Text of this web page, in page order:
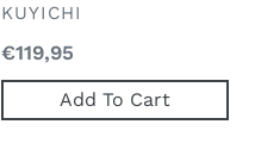
VERKOPER
KUYICHI
Normale
prijs
€119,95
Add To Cart